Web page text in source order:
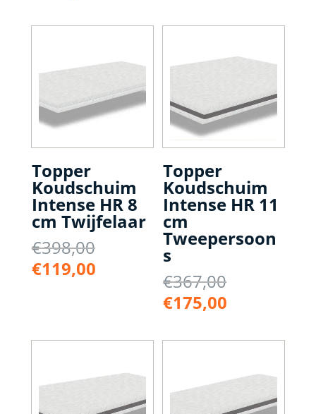
€318,00.
is: €69,00.
Topper
Koudschuim
Intense HR 8
cm Twijfelaar
€398,00Oorspronkelijke
prijs
€119,00Huidige
Topper
Koudschuim
Intense HR 11
cm
Tweepersoon
s
€367,00
prijs
€367,00.
€175,00
is: